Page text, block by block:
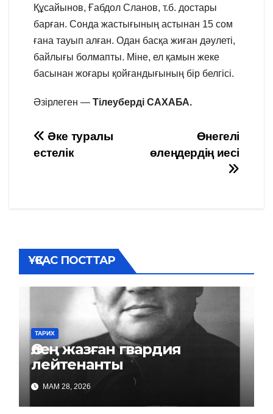
Құсайынов, Ғабдол Сланов, т.б. достары
барған. Сонда жастығының астынан 15 сом
ғана тауып алған. Одан басқа жиған дәулеті,
байлығы болмапты. Міне, ел қамын жеке
басынан жоғары қойғандығының бір белгісі.
Әзірлеген — Тілеуберді САХАБА.
Навигация
Өнегелі
өлеңдердің иесі
Әке туралы
естелік
ҰҚСАС ПОСТТАР
ТАРИХ
Өлең жазған гвардия
лейтенанты
МАМ 28, 2026